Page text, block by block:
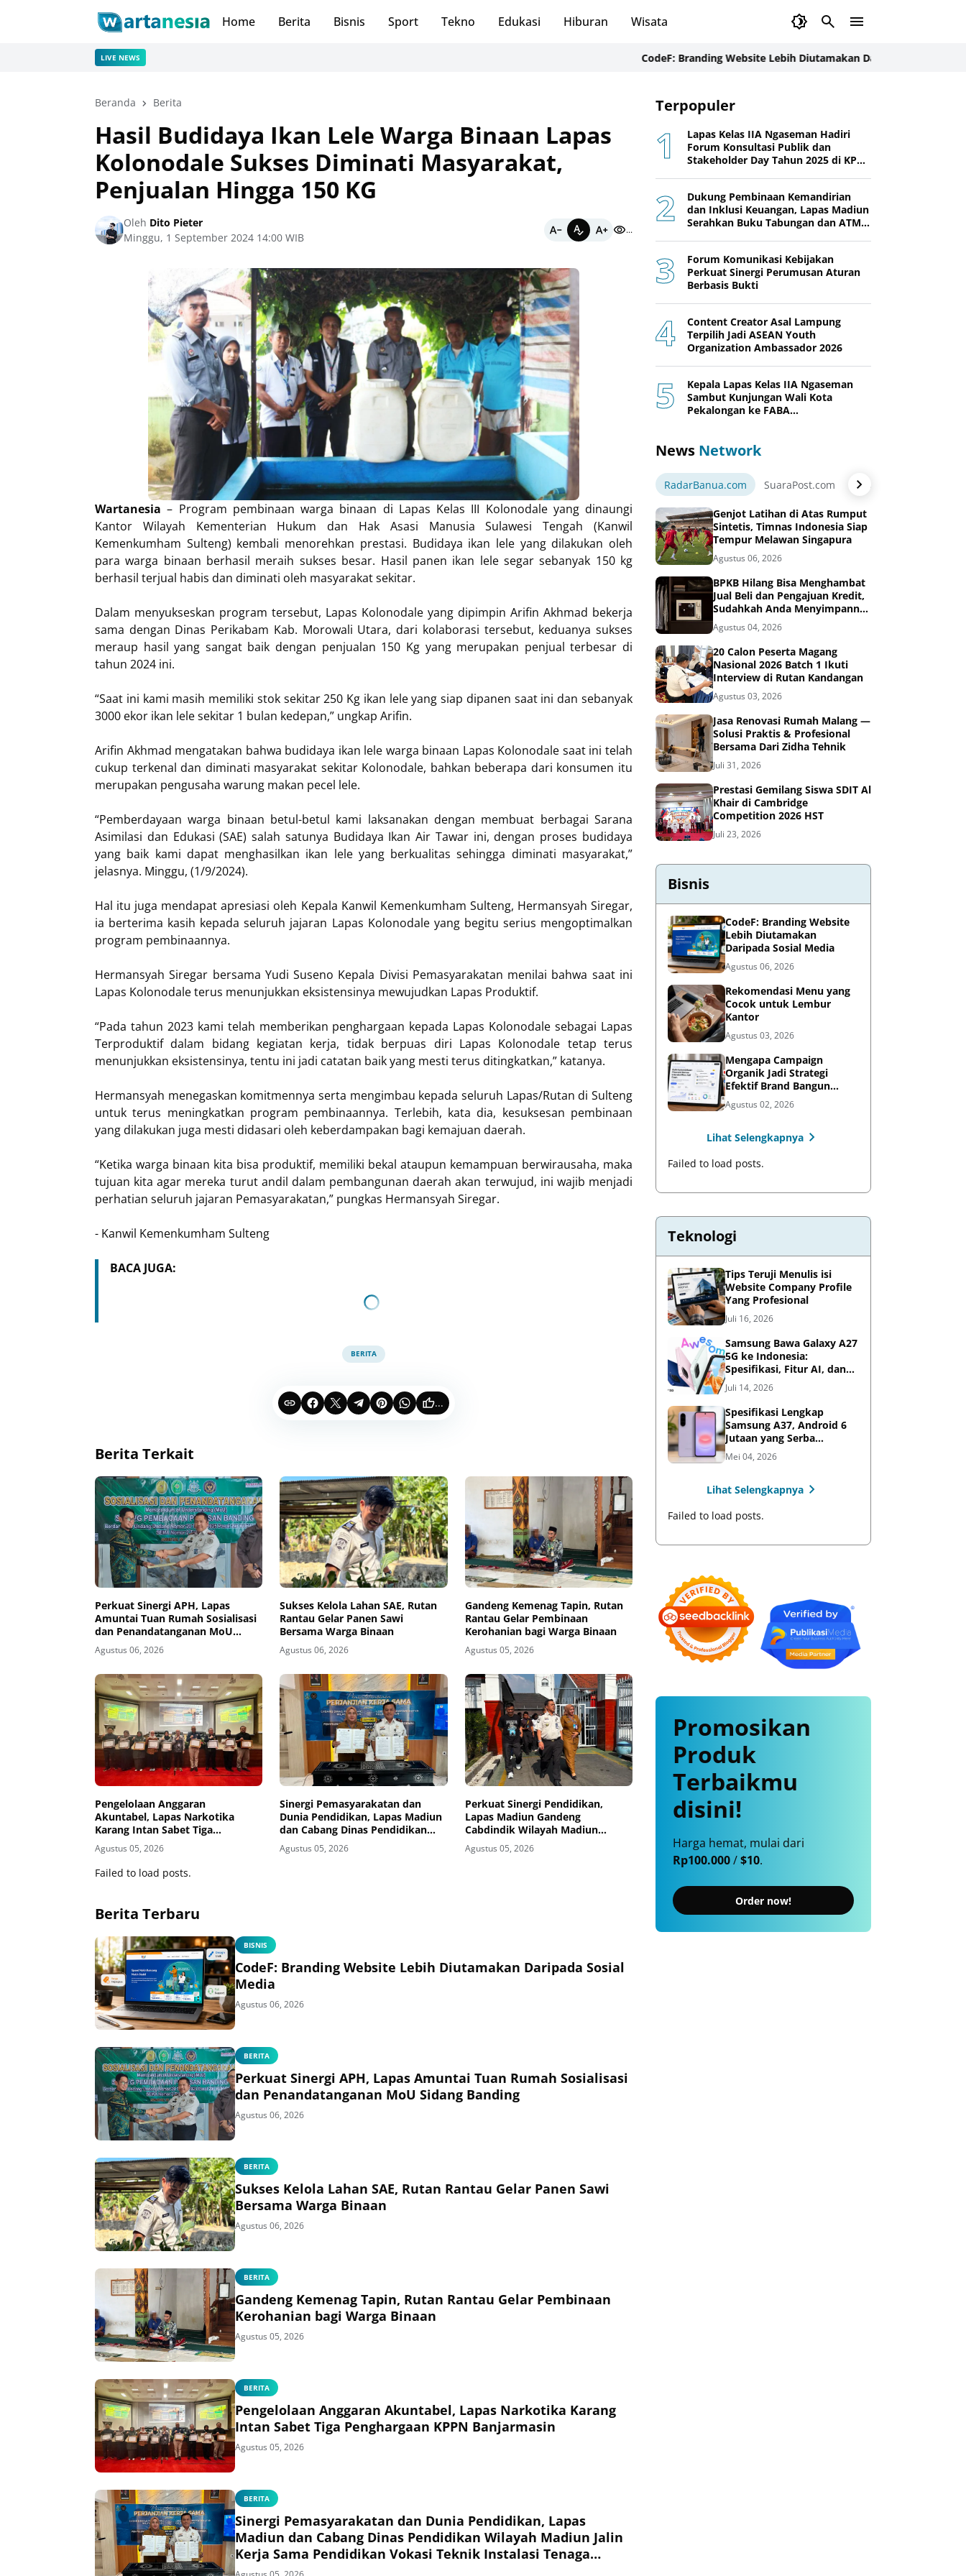
Home Berita Bisnis Sport Tekno Edukasi Hiburan Wisata
LIVE NEWS CodeF: Branding Website Lebih Diutamakan Daripada Sosial Media
Beranda Berita
Hasil Budidaya Ikan Lele Warga Binaan Lapas
Kolonodale Sukses Diminati Masyarakat,
Penjualan Hingga 150 KG
Oleh Dito Pieter
Minggu, 1 September 2024 14:00 WIB
...
Wartanesia– Program pembinaan warga binaan di Lapas Kelas III Kolonodale yang dinaungi
Kantor Wilayah Kementerian Hukum dan Hak Asasi Manusia Sulawesi Tengah (Kanwil
Kemenkumham Sulteng) kembali menorehkan prestasi. Budidaya ikan lele yang dilakukan oleh
para warga binaan berhasil meraih sukses besar. Hasil panen ikan lele segar sebanyak 150 kg
berhasil terjual habis dan diminati oleh masyarakat sekitar.
Dalam menyukseskan program tersebut, Lapas Kolonodale yang dipimpin Arifin Akhmad bekerja
sama dengan Dinas Perikabam Kab. Morowali Utara, dari kolaborasi tersebut, keduanya sukses
meraup hasil yang sangat baik dengan penjualan 150 Kg yang merupakan penjual terbesar di
tahun 2024 ini.
“Saat ini kami masih memiliki stok sekitar 250 Kg ikan lele yang siap dipanen saat ini dan sebanyak
3000 ekor ikan lele sekitar 1 bulan kedepan,” ungkap Arifin.
Arifin Akhmad mengatakan bahwa budidaya ikan lele warga binaan Lapas Kolonodale saat ini telah
cukup terkenal dan diminati masyarakat sekitar Kolonodale, bahkan beberapa dari konsumen itu
merupakan pengusaha warung makan pecel lele.
“Pemberdayaan warga binaan betul-betul kami laksanakan dengan membuat berbagai Sarana
Asimilasi dan Edukasi (SAE) salah satunya Budidaya Ikan Air Tawar ini, dengan proses budidaya
yang baik kami dapat menghasilkan ikan lele yang berkualitas sehingga diminati masyarakat,”
jelasnya. Minggu, (1/9/2024).
Hal itu juga mendapat apresiasi oleh Kepala Kanwil Kemenkumham Sulteng, Hermansyah Siregar,
ia berterima kasih kepada seluruh jajaran Lapas Kolonodale yang begitu serius mengoptimalkan
program pembinaannya.
Hermansyah Siregar bersama Yudi Suseno Kepala Divisi Pemasyarakatan menilai bahwa saat ini
Lapas Kolonodale terus menunjukkan eksistensinya mewujudkan Lapas Produktif.
“Pada tahun 2023 kami telah memberikan penghargaan kepada Lapas Kolonodale sebagai Lapas
Terproduktif dalam bidang kegiatan kerja, tidak berpuas diri Lapas Kolonodale tetap terus
menunjukkan eksistensinya, tentu ini jadi catatan baik yang mesti terus ditingkatkan,” katanya.
Hermansyah menegaskan komitmennya serta mengimbau kepada seluruh Lapas/Rutan di Sulteng
untuk terus meningkatkan program pembinaannya. Terlebih, kata dia, kesuksesan pembinaan
yang dilakukan juga mesti didasari oleh keberdampakan bagi kemajuan daerah.
“Ketika warga binaan kita bisa produktif, memiliki bekal ataupun kemampuan berwirausaha, maka
tujuan kita agar mereka turut andil dalam pembangunan daerah akan terwujud, ini wajib menjadi
perhatian seluruh jajaran Pemasyarakatan,” pungkas Hermansyah Siregar.
- Kanwil Kemenkumham Sulteng
BACA JUGA:
BERITA
...
Berita Terkait
Perkuat Sinergi APH, Lapas
Amuntai Tuan Rumah Sosialisasi
dan Penandatanganan MoU
Sidang Banding
Agustus 06, 2026
Sukses Kelola Lahan SAE, Rutan
Rantau Gelar Panen Sawi
Bersama Warga Binaan
Agustus 06, 2026
Gandeng Kemenag Tapin, Rutan
Rantau Gelar Pembinaan
Kerohanian bagi Warga Binaan
Agustus 05, 2026
Pengelolaan Anggaran
Akuntabel, Lapas Narkotika
Karang Intan Sabet Tiga
Penghargaan KPPN Banjarmasin
Agustus 05, 2026
Sinergi Pemasyarakatan dan
Dunia Pendidikan, Lapas Madiun
dan Cabang Dinas Pendidikan
Wilayah Madiun Jalin Kerja Sama
Pendidikan Vokasi Teknik
Agustus 05, 2026
Perkuat Sinergi Pendidikan,
Lapas Madiun Gandeng
Cabdindik Wilayah Madiun
Hadirkan Program TITL
Agustus 05, 2026
Failed to load posts.
Berita Terbaru
BISNIS
CodeF: Branding Website Lebih Diutamakan Daripada Sosial
Media
Agustus 06, 2026
BERITA
Perkuat Sinergi APH, Lapas Amuntai Tuan Rumah Sosialisasi
dan Penandatanganan MoU Sidang Banding
Agustus 06, 2026
BERITA
Sukses Kelola Lahan SAE, Rutan Rantau Gelar Panen Sawi
Bersama Warga Binaan
Agustus 06, 2026
BERITA
Gandeng Kemenag Tapin, Rutan Rantau Gelar Pembinaan
Kerohanian bagi Warga Binaan
Agustus 05, 2026
BERITA
Pengelolaan Anggaran Akuntabel, Lapas Narkotika Karang
Intan Sabet Tiga Penghargaan KPPN Banjarmasin
Agustus 05, 2026
BERITA
Sinergi Pemasyarakatan dan Dunia Pendidikan, Lapas
Madiun dan Cabang Dinas Pendidikan Wilayah Madiun Jalin
Kerja Sama Pendidikan Vokasi Teknik Instalasi Tenaga
Listrik bagi Warga Binaan
Terpopuler
Lapas Kelas IIA Ngaseman Hadiri
Forum Konsultasi Publik dan
Stakeholder Day Tahun 2025 di KPPN
Dukung Pembinaan Kemandirian
dan Inklusi Keuangan, Lapas Madiun
Serahkan Buku Tabungan dan ATM
Forum Komunikasi Kebijakan
Perkuat Sinergi Perumusan Aturan
Berbasis Bukti
Content Creator Asal Lampung
Terpilih Jadi ASEAN Youth
Organization Ambassador 2026
Kepala Lapas Kelas IIA Ngaseman
Sambut Kunjungan Wali Kota
Pekalongan ke FABA
News Network
RadarBanua.com SuaraPost.com NarasiNews.com
Genjot Latihan di Atas Rumput
Sintetis, Timnas Indonesia Siap
Tempur Melawan Singapura
Agustus 06, 2026
BPKB Hilang Bisa Menghambat
Jual Beli dan Pengajuan Kredit,
Sudahkah Anda Menyimpannya
di Brankas BPKB?
Agustus 04, 2026
20 Calon Peserta Magang
Nasional 2026 Batch 1 Ikuti
Interview di Rutan Kandangan
Agustus 03, 2026
Jasa Renovasi Rumah Malang —
Solusi Praktis & Profesional
Bersama Dari Zidha Tehnik
Juli 31, 2026
Prestasi Gemilang Siswa SDIT Al
Khair di Cambridge
Competition 2026 HST
Juli 23, 2026
Bisnis
CodeF: Branding Website
Lebih Diutamakan
Daripada Sosial Media
Agustus 06, 2026
Rekomendasi Menu yang
Cocok untuk Lembur
Kantor
Agustus 03, 2026
Mengapa Campaign
Organik Jadi Strategi
Efektif Brand Bangun
Awareness di Media Sosial
Agustus 02, 2026
Lihat Selengkapnya
Failed to load posts.
Teknologi
Tips Teruji Menulis isi
Website Company Profile
Yang Profesional
Juli 16, 2026
Samsung Bawa Galaxy A27
5G ke Indonesia:
Spesifikasi, Fitur AI, dan
Harga Resmi
Juli 14, 2026
Spesifikasi Lengkap
Samsung A37, Android 6
Jutaan yang Serba
Lengkap
Mei 04, 2026
Lihat Selengkapnya
Failed to load posts.
Promosikan
Produk
Terbaikmu
disini!
Harga hemat, mulai dari
Rp100.000/$10.
Order now!